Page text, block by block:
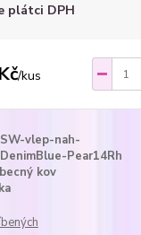
plátci DPH
/kus
SW-vlep-nah-
DenimBlue-Pear14Rh
kov